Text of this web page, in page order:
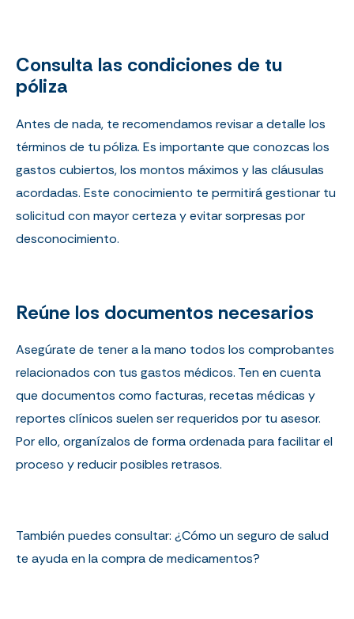
Consulta las condiciones de tu
póliza
Antes de nada, te recomendamos revisar a detalle los
términos de tu póliza. Es importante que conozcas los
gastos cubiertos, los montos máximos y las cláusulas
acordadas. Este conocimiento te permitirá gestionar tu
solicitud con mayor certeza y evitar sorpresas por
desconocimiento.
Reúne los documentos necesarios
Asegúrate de tener a la mano todos los comprobantes
relacionados con tus gastos médicos. Ten en cuenta
que documentos como facturas, recetas médicas y
reportes clínicos suelen ser requeridos por tu asesor.
Por ello, organízalos de forma ordenada para facilitar el
proceso y reducir posibles retrasos.
También puedes consultar: ¿Cómo un seguro de salud
te ayuda en la compra de medicamentos?